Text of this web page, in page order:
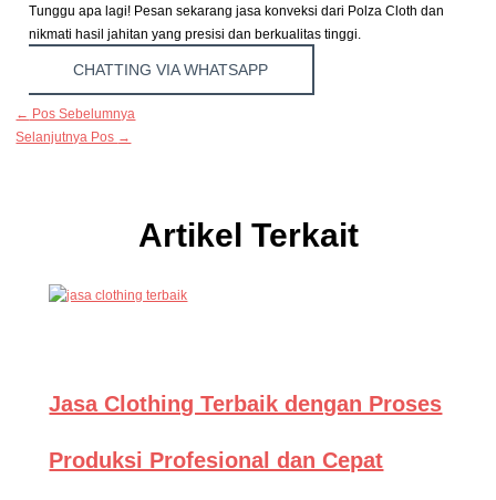
Tunggu apa lagi! Pesan sekarang jasa konveksi dari Polza Cloth dan
nikmati hasil jahitan yang presisi dan berkualitas tinggi.
CHATTING VIA WHATSAPP
← Pos Sebelumnya
Selanjutnya Pos →
Artikel Terkait
Jasa Clothing Terbaik dengan Proses
Produksi Profesional dan Cepat